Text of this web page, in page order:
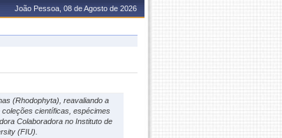
João Pessoa, 08 de Agosto de 2026
(Rhodophyta), reavaliando a
científicas, espécimes
Colaboradora no Instituto de
(FIU).